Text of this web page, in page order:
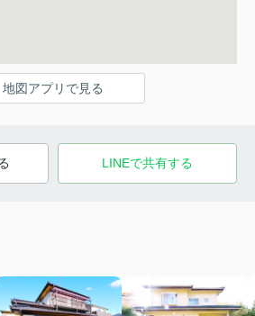
地図アプリで見る
LINEで共有する